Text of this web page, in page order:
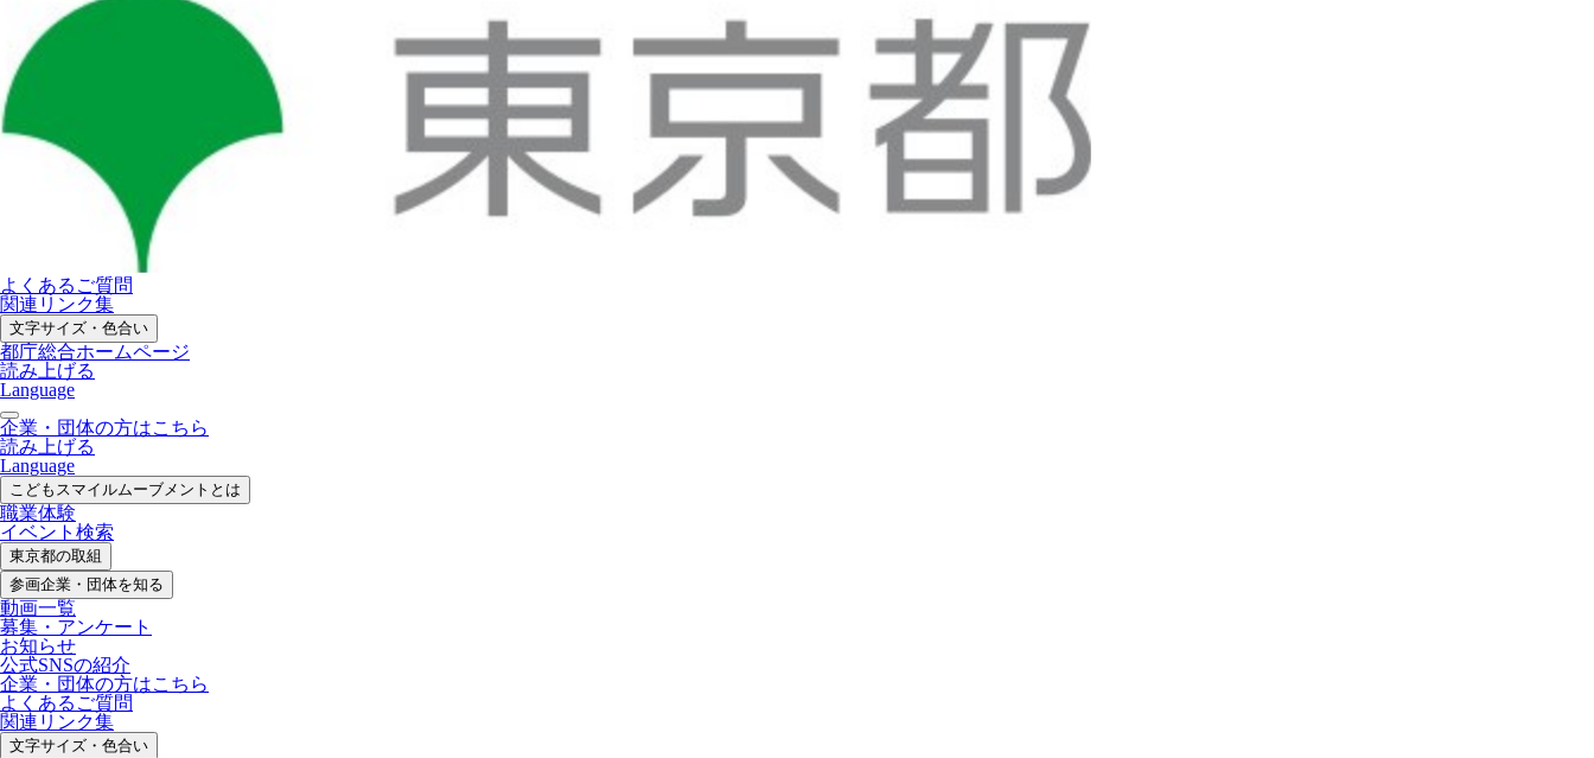
よくあるご質問
関連リンク集
文字サイズ・色合い
都庁総合ホームページ
読み上げる
Language
企業・団体の方はこちら
読み上げる
Language
こどもスマイルムーブメントとは
職業体験
イベント検索
東京都の取組
参画企業・ 団体を知る
動画一覧
募集・ アンケート
お知らせ
公式SNSの紹介
企業・団体の方はこちら
よくあるご質問
関連リンク集
文字サイズ・色合い